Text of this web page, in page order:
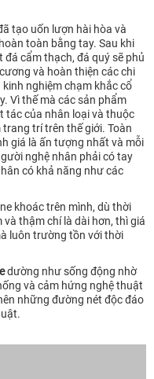
tạo uốn lượn hài hòa và
toàn bằng tay. Sau khi
cẩm thạch, đá quý sẽ phủ
và hoàn thiện các chi
nghiệm chạm khắc cổ
Vì thế mà các sản phẩm
tác của nhân loại và thuộc
trang trí trên thế giới. Toàn
giá là ấn tượng nhất và mỗi
nghệ nhân phải có tay
có khả năng như các
khoác trên mình, dù thời
thậm chí là dài hơn, thì giá
luôn trường tồn với thời
dường như sống động nhờ
và cảm hứng nghệ thuật
những đường nét độc đáo